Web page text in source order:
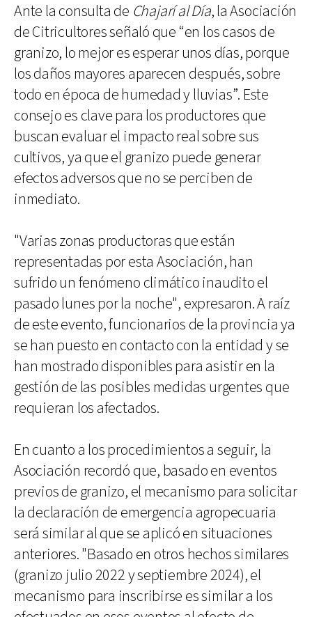
Ante la consulta de Chajarí al Día, la Asociación
de Citricultores señaló que “en los casos de
granizo, lo mejor es esperar unos días, porque
los daños mayores aparecen después, sobre
todo en época de humedad y lluvias”. Este
consejo es clave para los productores que
buscan evaluar el impacto real sobre sus
cultivos, ya que el granizo puede generar
efectos adversos que no se perciben de
inmediato.
"Varias zonas productoras que están
representadas por esta Asociación, han
sufrido un fenómeno climático inaudito el
pasado lunes por la noche", expresaron. A raíz
de este evento, funcionarios de la provincia ya
se han puesto en contacto con la entidad y se
han mostrado disponibles para asistir en la
gestión de las posibles medidas urgentes que
requieran los afectados.
En cuanto a los procedimientos a seguir, la
Asociación recordó que, basado en eventos
previos de granizo, el mecanismo para solicitar
la declaración de emergencia agropecuaria
será similar al que se aplicó en situaciones
anteriores. "Basado en otros hechos similares
(granizo julio 2022 y septiembre 2024), el
mecanismo para inscribirse es similar a los